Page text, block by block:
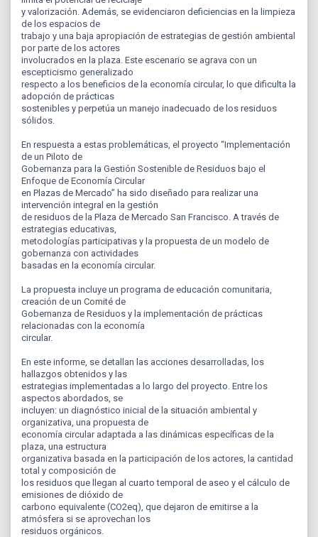
y valorización. Además, se evidenciaron deficiencias en la limpieza
de los espacios de
trabajo y una baja apropiación de estrategias de gestión ambiental
por parte de los actores
involucrados en la plaza. Este escenario se agrava con un
escepticismo generalizado
respecto a los beneficios de la economía circular, lo que dificulta la
adopción de prácticas
sostenibles y perpetúa un manejo inadecuado de los residuos
sólidos.
En respuesta a estas problemáticas, el proyecto “Implementación
de un Piloto de
Gobernanza para la Gestión Sostenible de Residuos bajo el
Enfoque de Economía Circular
en Plazas de Mercado” ha sido diseñado para realizar una
intervención integral en la gestión
de residuos de la Plaza de Mercado San Francisco. A través de
estrategias educativas,
metodologías participativas y la propuesta de un modelo de
gobernanza con actividades
basadas en la economía circular.
La propuesta incluye un programa de educación comunitaria,
creación de un Comité de
Gobernanza de Residuos y la implementación de prácticas
relacionadas con la economía
circular.
En este informe, se detallan las acciones desarrolladas, los
hallazgos obtenidos y las
estrategias implementadas a lo largo del proyecto. Entre los
aspectos abordados, se
incluyen: un diagnóstico inicial de la situación ambiental y
organizativa, una propuesta de
economía circular adaptada a las dinámicas específicas de la
plaza, una estructura
organizativa basada en la participación de los actores, la cantidad
total y composición de
los residuos que llegan al cuarto temporal de aseo y el cálculo de
emisiones de dióxido de
carbono equivalente (CO2eq), que dejaron de emitirse a la
atmósfera si se aprovechan los
residuos orgánicos.